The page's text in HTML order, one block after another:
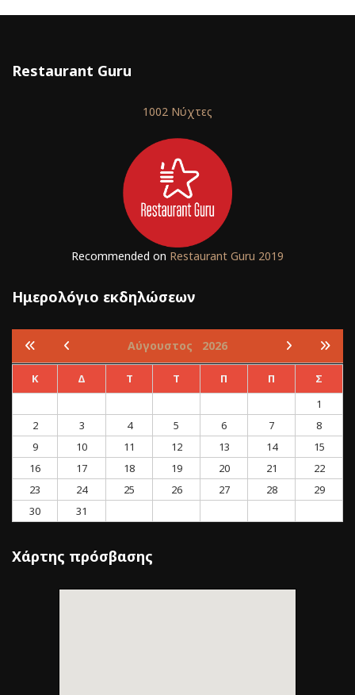
Restaurant Guru
1002 Νύχτες
Recommended on Restaurant Guru 2019
Ημερολόγιο εκδηλώσεων
Αύγουστος 2026
Κ Δ Τ Τ Π Π
Σ
1
2
3 4 5 6 7
8
9
10 11 12 13 14
15
16
17 18 19 20 21
22
23
24 25 26 27 28
29
30
31
Χάρτης πρόσβασης